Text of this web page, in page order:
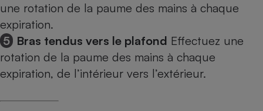
une rotation de la paume des mains à chaque
expiration.
5 Bras tendus vers le plafond Effectuez une
rotation de la paume des mains à chaque
expiration, de l’intérieur vers l’extérieur.